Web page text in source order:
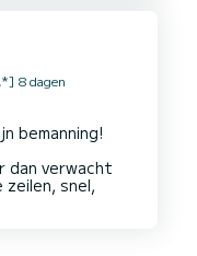
8 dagen
bemanning!
dan verwacht
zeilen, snel,